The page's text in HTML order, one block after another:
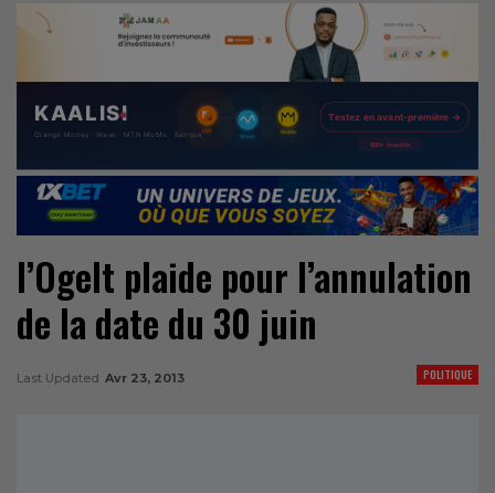
l’Ogelt plaide pour l’annulation
de la date du 30 juin
POLITIQUE
Last Updated Avr 23, 2013